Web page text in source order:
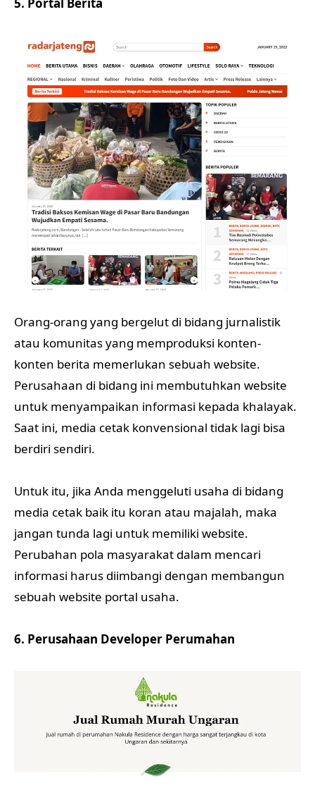
Orang-orang yang bergelut di bidang jurnalistik
atau komunitas yang memproduksi konten-
konten berita memerlukan sebuah website.
Perusahaan di bidang ini membutuhkan website
untuk menyampaikan informasi kepada khalayak.
Saat ini, media cetak konvensional tidak lagi bisa
berdiri sendiri.
Untuk itu, jika Anda menggeluti usaha di bidang
media cetak baik itu koran atau majalah, maka
jangan tunda lagi untuk memiliki website.
Perubahan pola masyarakat dalam mencari
informasi harus diimbangi dengan membangun
sebuah website portal usaha.
6. Perusahaan Developer Perumahan